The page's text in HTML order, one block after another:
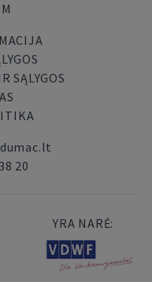
SĄLYGOS
20
YRA NARĖ: